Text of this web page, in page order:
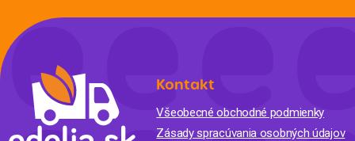
Kontakt
Všeobecné obchodné podmienky
Zásady spracúvania osobných údajov